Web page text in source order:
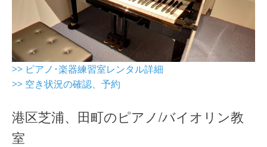
>> ピアノ･楽器練習室レンタル詳細
>> 空き状況の確認、予約
港区芝浦、田町のピアノ/バイオリン教
室